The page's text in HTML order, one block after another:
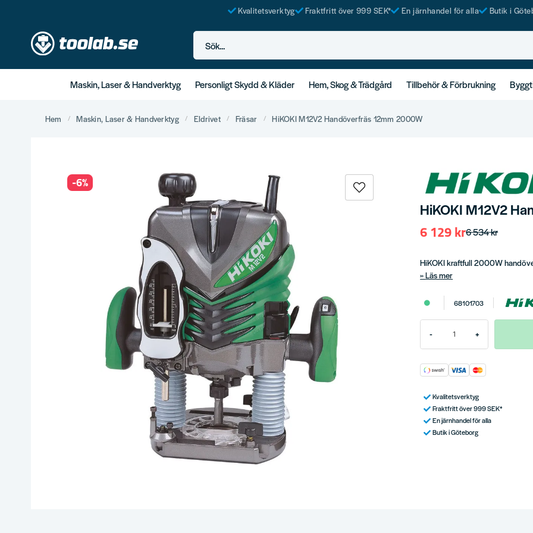
Kvalitetsverktyg Fraktfritt över 999 SEK* En järnhandel för alla Butik i
Sök...
Maskin, Laser & Handverktyg Personligt Skydd & Kläder Hem, Skog & Trädgård Tillbehör & Förbrukning
Hem Maskin, Laser & Handverktyg Eldrivet Fräsar HiKOKI M12V2 Handöverfräs 12mm 2000W
-6%
HiKOKI M12V2
6 534 kr
6 129 kr
HiKOKI kraftfull 2000W
Läs mer
68101703
- +
Kvalitetsverktyg
Fraktfritt över 999 SEK*
En järnhandel för alla
Butik i Göteborg